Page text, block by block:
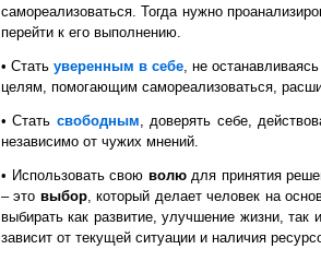
самореализоваться. Тогда нужно
перейти к его выполнению.
• Стать уверенным в себе, не
целям, помогающим самореализоваться,
• Стать свободным, доверять себе,
независимо от чужих мнений.
• Использовать свою волюдля принятия
– это выбор, который делает человек на
выбирать как развитие, улучшение жизни, так
зависит от текущей ситуации и наличия